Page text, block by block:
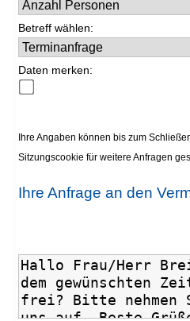
Betreff wählen:
Daten merken:
Ihre Angaben können bis zum
Sitzungscookie für weitere Anfragen
Ihre Anfrage an den